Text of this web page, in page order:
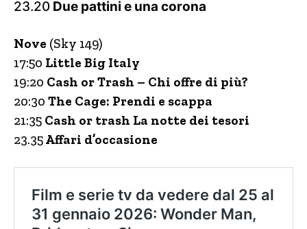
23.20 Due pattini e una corona
Nove (Sky 149)
17:50 Little Big Italy
19:20 Cash or Trash – Chi offre di più?
20:30 The Cage: Prendi e scappa
21:35 Cash or trash La notte dei tesori
23.35Affari d’occasione